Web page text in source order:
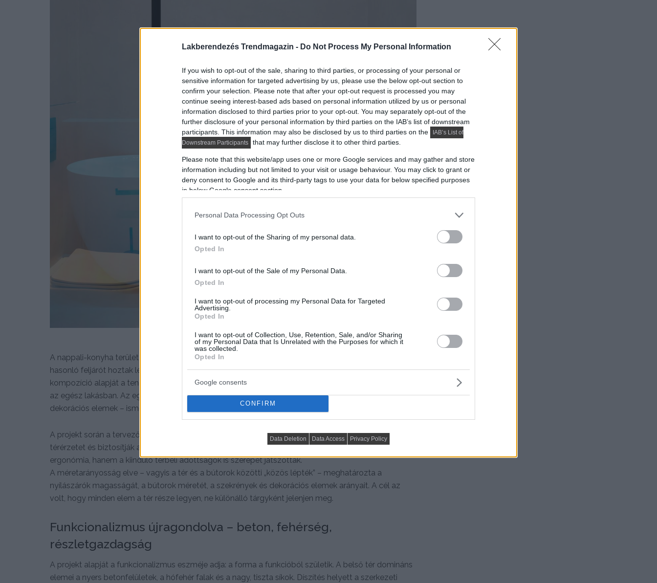
Lakberendezés Trendmagazin - Do Not Process My Personal Information
If you wish to opt-out of the sale, sharing to third parties, or processing of your personal or
sensitive information for targeted advertising by us, please use the below opt-out section to
confirm your selection. Please note that after your opt-out request is processed you may
continue seeing interest-based ads based on personal information utilized by us or personal
information disclosed to third parties prior to your opt-out. You may separately opt-out of the
further disclosure of your personal information by third parties on the IAB’s list of downstream
participants. This information may also be disclosed by us to third parties on the
IAB’s List of
Downstream Participants
that may further disclose it to other third parties.
Please note that this website/app uses one or more Google services and may gather and store
information including but not limited to your visit or usage behaviour. You may click to grant or
deny consent to Google and its third-party tags to use your data for below specified purposes
in below Google consent section.
Personal Data Processing Opt Outs
I want to opt-out of the Sharing of my personal data.
Opted In
I want to opt-out of the Sale of my Personal Data.
Opted In
I want to opt-out of processing my Personal Data for Targeted
Advertising.
Opted In
I want to opt-out of Collection, Use, Retention, Sale, and/or Sharing
of my Personal Data that Is Unrelated with the Purposes for which it
was collected.
Opted In
Google consents
CONFIRM
Data Deletion Data Access Privacy Policy
A nappali-konyha területe viszonylag szűkös volt, ezért a tervezők lépcső helyett egy bordásfalhoz
hasonló feljárót hoztak létre, amely a falba simul, és nem vesz el az értékes alapterületből. A
kompozíció alapját a tengelyekre épülő térszervezés adja – ez biztosítja az egyensúlyt és harmóniát
az egész lakásban. Az egymással összhangban álló modulok – konyhabútorok, burkolatok, polcok és
dekorációs elemek – ismétlődése vizuális egységet teremt.
A projekt során a tervezőknek sikerült olyan arányokat találni, amelyek egyszerre hagyják meg a
térérzetet és biztosítják a maximális funkcionalitást. Az arányok meghatározásakor nemcsak az
ergonómia, hanem a kiinduló térbeli adottságok is szerepet játszottak.
A méretarányosság elve – vagyis a tér és a bútorok közötti „közös lépték” – meghatározta a
nyílászárók magasságát, a bútorok méretét, a szekrények és dekorációs elemek arányait. A cél az
volt, hogy minden elem a tér része legyen, ne különálló tárgyként jelenjen meg.
Funkcionalizmus újragondolva – beton, fehérség,
részletgazdagság
A projekt alapját a funkcionalizmus eszméje adja: a forma a funkcióból születik. A belső tér domináns
elemei a nyers betonfelületek, a hófehér falak és a nagy, tiszta síkok. Díszítés helyett a szerkezeti